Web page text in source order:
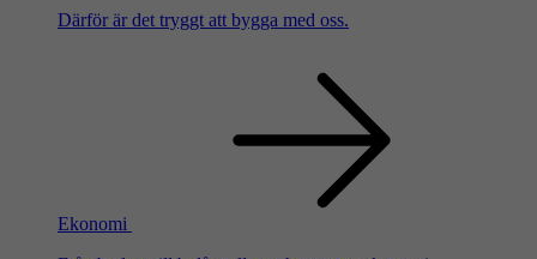
Därför är det tryggt att bygga med oss.
Ekonomi